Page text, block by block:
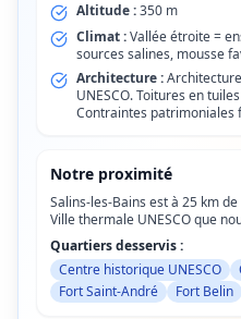
Altitude :350 m
Climat :Vallée étroite =
sources salines, mousse
Architecture :
UNESCO. Toitures en
Contraintes patrimoniales
Notre proximité
Salins-les-Bains est à 25 km
Ville thermale UNESCO que
Quartiers desservis :
Centre historique UNESCO
Fort Saint-André
Fort Belin